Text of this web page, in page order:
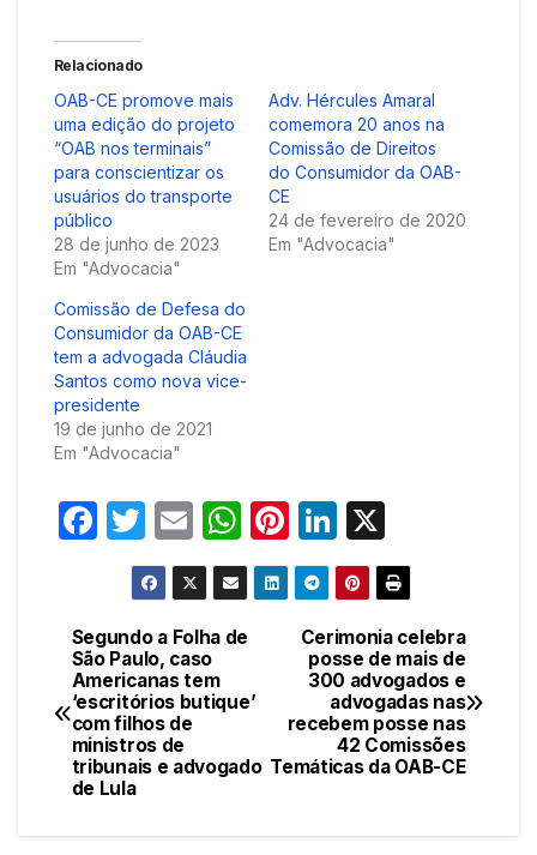
Relacionado
OAB-CE promove mais
uma edição do projeto
“OAB nos terminais”
para conscientizar os
usuários do transporte
público
28 de junho de 2023
Em "Advocacia"
Adv. Hércules Amaral
comemora 20 anos na
Comissão de Direitos
do Consumidor da OAB-
CE
24 de fevereiro de 2020
Em "Advocacia"
Comissão de Defesa do
Consumidor da OAB-CE
tem a advogada Cláudia
Santos como nova vice-
presidente
19 de junho de 2021
Em "Advocacia"
F
e
b
o
o
k
T
w
itt
er
E
m
ail
W
h
at
s
p
p
Pi
nt
er
e
st
Li
n
k
e
dI
n
Navegação
de
Post
Cerimonia celebra
posse de mais de
300 advogados e
advogadas nas
recebem posse nas
42 Comissões
Temáticas da OAB-CE
Segundo a Folha de
São Paulo, caso
Americanas tem
‘escritórios butique’
com filhos de
ministros de
tribunais e advogado
de Lula